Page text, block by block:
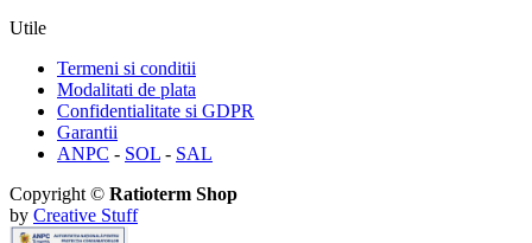
Utile
Termeni si conditii
Modalitati de plata
Confidentialitate si GDPR
Garantii
ANPC - SOL - SAL
Copyright © Ratioterm Shop
by Creative Stuff